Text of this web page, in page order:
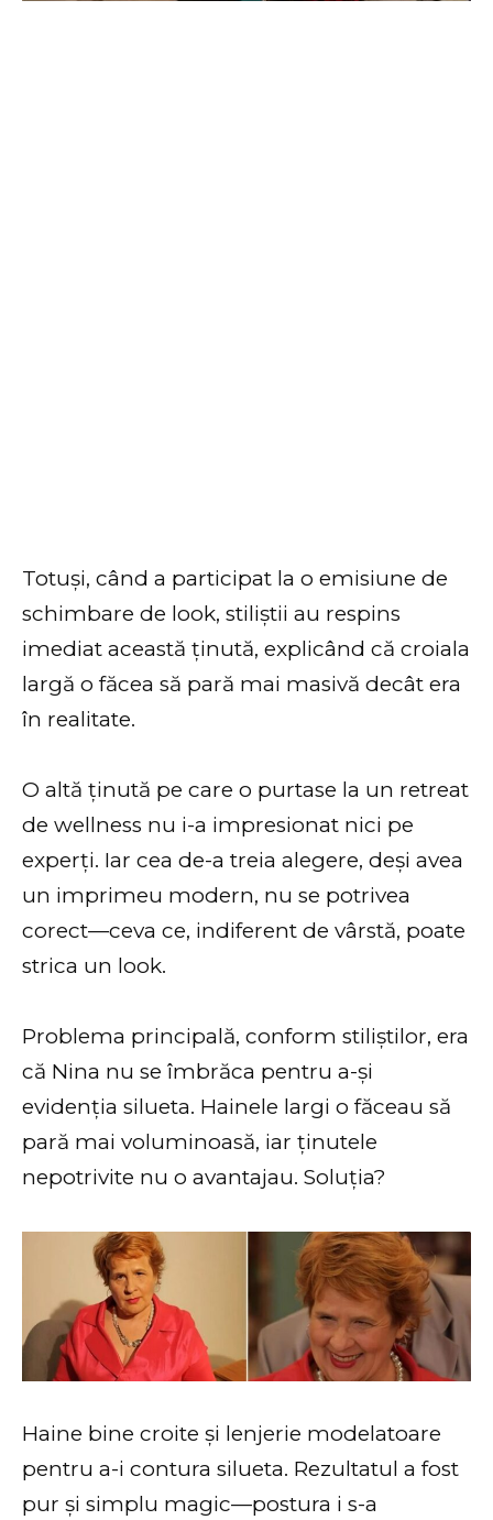
Totuși, când a participat la o emisiune de
schimbare de look, stiliștii au respins
imediat această ținută, explicând că croiala
largă o făcea să pară mai masivă decât era
în realitate.
O altă ținută pe care o purtase la un retreat
de wellness nu i-a impresionat nici pe
experți. Iar cea de-a treia alegere, deși avea
un imprimeu modern, nu se potrivea
corect—ceva ce, indiferent de vârstă, poate
strica un look.
Problema principală, conform stiliștilor, era
că Nina nu se îmbrăca pentru a-și
evidenția silueta. Hainele largi o făceau să
pară mai voluminoasă, iar ținutele
nepotrivite nu o avantajau. Soluția?
Haine bine croite și lenjerie modelatoare
pentru a-i contura silueta. Rezultatul a fost
pur și simplu magic—postura i s-a